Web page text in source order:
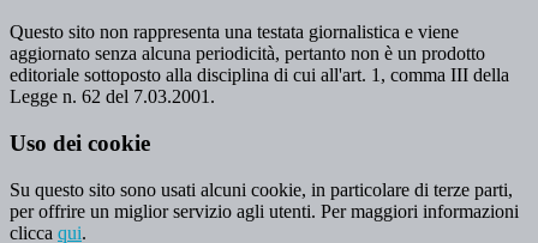
Questo sito non rappresenta una testata giornalistica e viene
aggiornato senza alcuna periodicità, pertanto non è un prodotto
editoriale sottoposto alla disciplina di cui all'art. 1, comma III della
Legge n. 62 del 7.03.2001.
Uso dei cookie
Su questo sito sono usati alcuni cookie, in particolare di terze parti,
per offrire un miglior servizio agli utenti. Per maggiori informazioni
clicca qui.